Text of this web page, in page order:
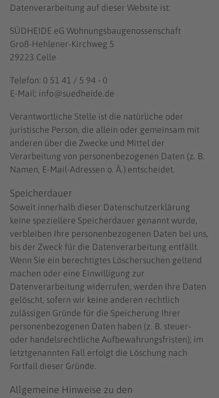
Datenverarbeitung auf dieser Website ist:
SÜDHEIDE eG Wohnungsbaugenossenschaft
Groß-Hehlener-Kirchweg 5
29223 Celle
Telefon: 0 51 41 / 5 94 - 0
E-Mail: info@suedheide.de
Verantwortliche Stelle ist die natürliche oder
juristische Person, die allein oder gemeinsam mit
anderen über die Zwecke und Mittel der
Verarbeitung von personenbezogenen Daten (z. B.
Namen, E-Mail-Adressen o. Ä.) entscheidet.
Speicherdauer
Soweit innerhalb dieser Datenschutzerklärung
keine speziellere Speicherdauer genannt wurde,
verbleiben Ihre personenbezogenen Daten bei uns,
bis der Zweck für die Datenverarbeitung entfällt.
Wenn Sie ein berechtigtes Löschersuchen geltend
machen oder eine Einwilligung zur
Datenverarbeitung widerrufen, werden Ihre Daten
gelöscht, sofern wir keine anderen rechtlich
zulässigen Gründe für die Speicherung Ihrer
personenbezogenen Daten haben (z. B. steuer-
oder handelsrechtliche Aufbewahrungsfristen); im
letztgenannten Fall erfolgt die Löschung nach
Fortfall dieser Gründe.
Allgemeine Hinweise zu den